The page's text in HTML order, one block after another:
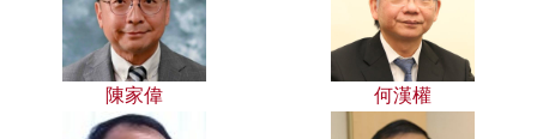
陳家偉 何漢權